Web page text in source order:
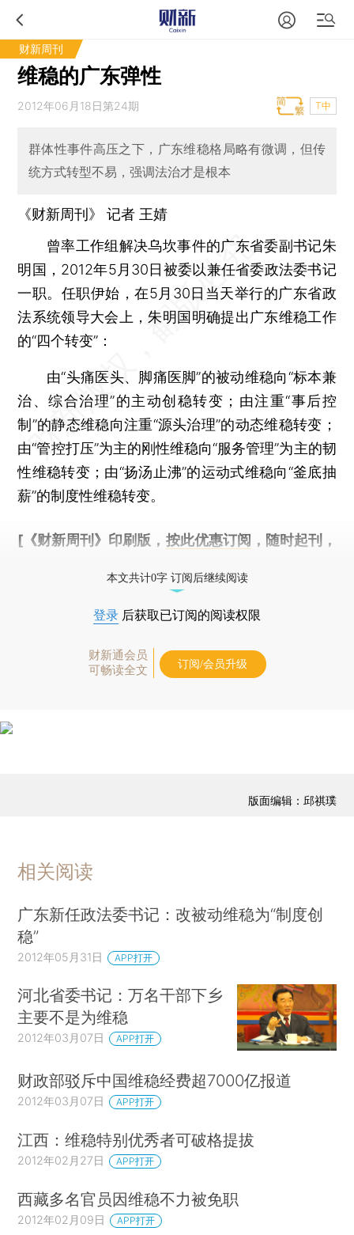
财新周刊
维稳的广东弹性
2012年06月18日第24期 T中
群体性事件高压之下，广东维稳格局略有微调，但传
统方式转型不易，强调法治才是根本
《财新周刊》 记者 王婧
曾率工作组解决乌坎事件的广东省委副书记朱
明国，2012年5月30日被委以兼任省委政法委书记
一职。任职伊始，在5月30日当天举行的广东省政
法系统领导大会上，朱明国明确提出广东维稳工作
的“四个转变”：
由“头痛医头、脚痛医脚”的被动维稳向“标本兼
治、综合治理”的主动创稳转变；由注重“事后控
制”的静态维稳向注重“源头治理”的动态维稳转变；
由“管控打压”为主的刚性维稳向“服务管理”为主的韧
性维稳转变；由“扬汤止沸”的运动式维稳向“釜底抽
薪”的制度性维稳转变。
[《财新周刊》印刷版， 按此优惠订阅 ，随时起刊，
本文共计0字 订阅后继续阅读
登录 后获取已订阅的阅读权限
财新通会员
可畅读全文
订阅/会员升级
版面编辑：邱祺璞
相关阅读
广东新任政法委书记：改被动维稳为“制度创
稳”
2012年05月31日 APP打开
河北省委书记：万名干部下乡
主要不是为维稳
2012年03月07日 APP打开
财政部驳斥中国维稳经费超7000亿报道
2012年03月07日 APP打开
江西：维稳特别优秀者可破格提拔
2012年02月27日 APP打开
西藏多名官员因维稳不力被免职
2012年02月09日 APP打开